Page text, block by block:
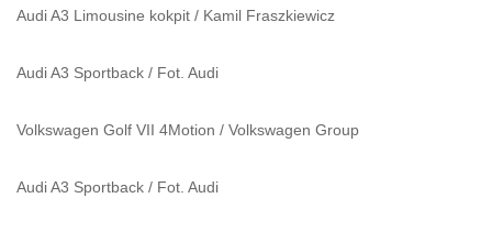
Audi A3 Limousine kokpit / Kamil Fraszkiewicz
Audi A3 Sportback / Fot. Audi
Volkswagen Golf VII 4Motion / Volkswagen Group
Audi A3 Sportback / Fot. Audi